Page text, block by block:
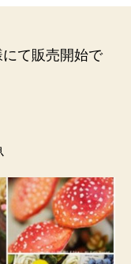
て販売開始で